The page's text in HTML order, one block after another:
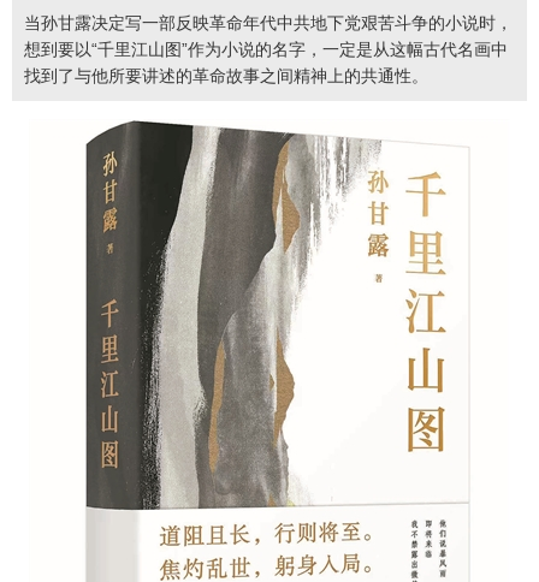
当孙甘露决定写一部反映革命年代中共地下党艰苦斗争的小说时，
想到要以“千里江山图”作为小说的名字，一定是从这幅古代名画中
找到了与他所要讲述的革命故事之间精神上的共通性。